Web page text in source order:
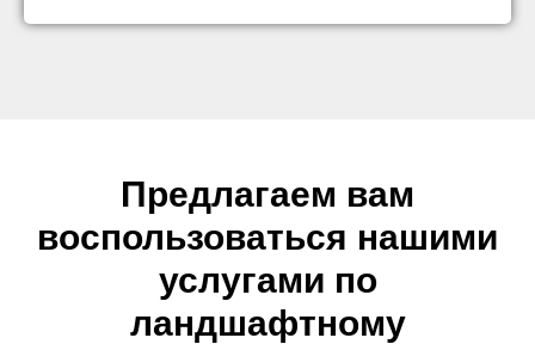
Предлагаем вам
воспользоваться нашими
услугами по
ландшафтному